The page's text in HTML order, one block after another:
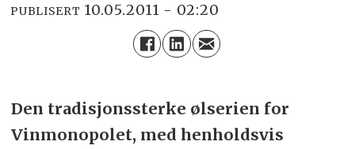
PUBLISERT 10.05.2011 - 02:20
Den tradisjonssterke ølserien for
Vinmonopolet, med henholdsvis